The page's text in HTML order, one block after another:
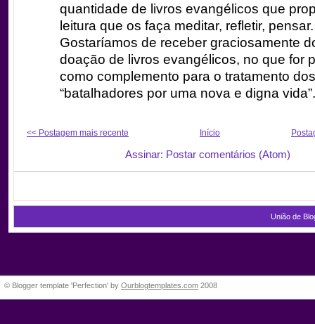
quantidade de livros evangélicos que
leitura que os faça meditar, refletir, pensar.
Gostaríamos de receber graciosamente
doação de livros evangélicos, no que for
como complemento para o tratamento
“batalhadores por uma nova e digna vida”.
<< Postagem mais recente Início
Assinar: Postar comentários (Atom)
União de
© Blogger template 'Perfection' by Ourblogtemplates.com 2008